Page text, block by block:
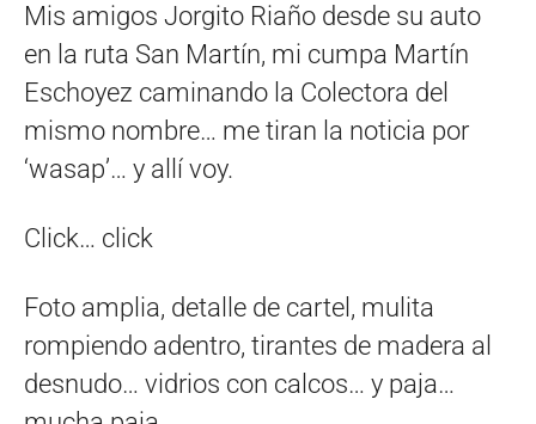
Mis amigos Jorgito Riaño desde su auto
en la ruta San Martín, mi cumpa Martín
Eschoyez caminando la Colectora del
mismo nombre… me tiran la noticia por
‘wasap’… y allí voy.
Click… click
Foto amplia, detalle de cartel, mulita
rompiendo adentro, tirantes de madera al
desnudo… vidrios con calcos… y paja…